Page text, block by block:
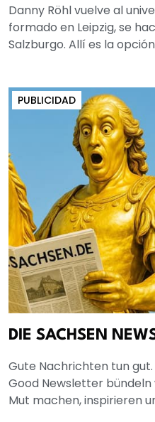
Danny Röhl vuelve al
formado en Leipzig, se
Salzburgo. Allí es la
PUBLICIDAD
DIE SACHSEN
Gute Nachrichten tun
Good Newsletter bündeln
Mut machen, inspirieren